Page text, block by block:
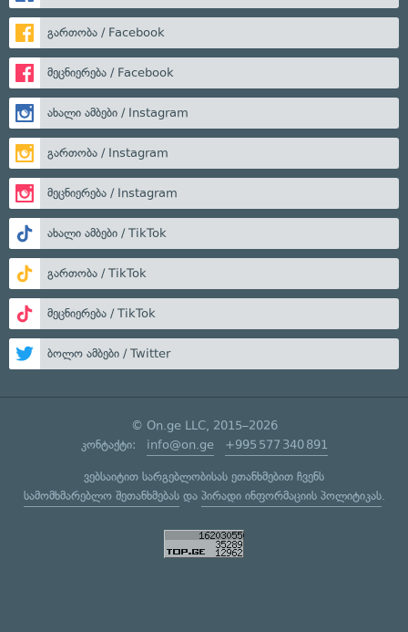
გართობა / Facebook
მეცნიერება / Facebook
ახალი ამბები / Instagram
გართობა / Instagram
მეცნიერება / Instagram
ახალი ამბები / TikTok
გართობა / TikTok
მეცნიერება / TikTok
ბოლო ამბები / Twitter
© On.ge LLC, 2015–2026
კონტაქტი: info@on.ge +995 577 340 891
ვებსაიტით სარგებლობისას ეთანხმებით ჩვენს
სამომხმარებლო შეთანხმებასდა პირადი ინფორმაციის პოლიტიკას.